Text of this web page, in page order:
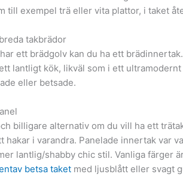
till exempel trä eller vita plattor, i taket
takbrädor
ett brädgolv kan du ha ett
lantligt kök, likväl som i ett
eller betsade.
billigare alternativ om du vill ha ett
hakar i varandra. Panelade innertak var
lantlig/shabby chic stil. Vanliga färger
betsa taket med ljusblått eller svagt